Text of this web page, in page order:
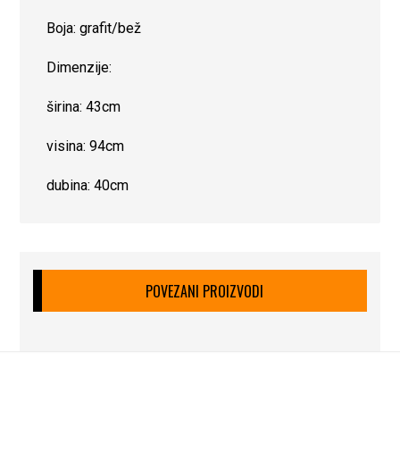
Boja: grafit/bež
Dimenzije:
širina: 43cm
visina: 94cm
dubina: 40cm
POVEZANI PROIZVODI